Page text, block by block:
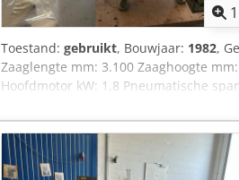
1
Toestand: gebruikt, Bouwjaar: 1982,
Zaaglengte mm: 3.100 Zaaghoogte
Hoofdmotor kW: 1,8 Pneumatische
Beschikbaarheid: op korte termijn